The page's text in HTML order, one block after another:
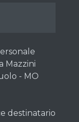
Mazzini
- MO
destinatario